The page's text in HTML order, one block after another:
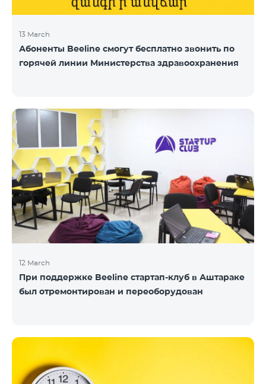
13 March
Абоненты Beeline смогут бесплатно звонить по
горячей линии Министерства здравоохранения
12 March
При поддержке Beeline стартап-клуб в Аштараке
был отремонтирован и переоборудован